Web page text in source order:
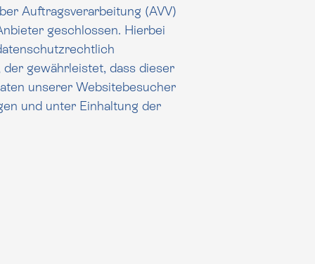
Auftragsverarbeitung (AVV)
geschlossen. Hierbei
gewährleistet, dass dieser
unserer Websitebesucher
und unter Einhaltung der